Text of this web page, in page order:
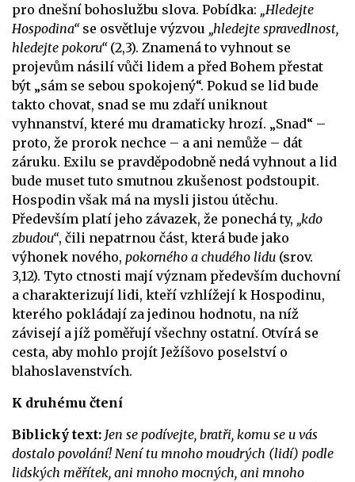
pro dnešní bohoslužbu slova. Pobídka: „Hledejte
Hospodina“se osvětluje výzvou „hledejte spravedlnost,
hledejte pokoru“(2,3). Znamená to vyhnout se
projevům násilí vůči lidem a před Bohem přestat
být „sám se sebou spokojený“. Pokud se lid bude
takto chovat, snad se mu zdaří uniknout
vyhnanství, které mu dramaticky hrozí. „Snad“ –
proto, že prorok nechce – a ani nemůže – dát
záruku. Exilu se pravděpodobně nedá vyhnout a lid
bude muset tuto smutnou zkušenost podstoupit.
Hospodin však má na mysli jistou útěchu.
Především platí jeho závazek, že ponechá ty, „kdo
zbudou“, čili nepatrnou část, která bude jako
výhonek nového, pokorného a chudého lidu (srov.
3,12). Tyto ctnosti mají význam především duchovní
a charakterizují lidi, kteří vzhlížejí k Hospodinu,
kterého pokládají za jedinou hodnotu, na níž
závisejí a jíž poměřují všechny ostatní. Otvírá se
cesta, aby mohlo projít Ježíšovo poselství o
blahoslavenstvích.
K druhému čtení
Biblický text: Jen se podívejte, bratři, komu se u vás
dostalo povolání! Není tu mnoho moudrých (lidí) podle
lidských měřítek, ani mnoho mocných, ani mnoho